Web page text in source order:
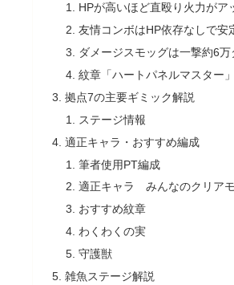
HPが高いほど直殴り火力がア
友情コンボはHP依存なしで安
ダメージスモッグは一撃約6万
紋章「ハートパネルマスター
拠点7の主要ギミック解説
ステージ情報
適正キャラ・おすすめ編成
筆者使用PT編成
適正キャラ みんなのクリア
おすすめ紋章
わくわくの実
守護獣
雑魚ステージ解説